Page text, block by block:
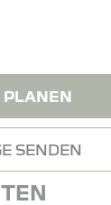
PLANEN
SENDEN